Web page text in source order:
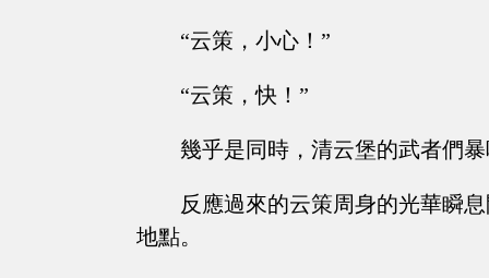
“云策，小心！”
“云策，快！”
幾乎是同時，清云堡的武者們
反應過來的云策周身的光華瞬
地點。